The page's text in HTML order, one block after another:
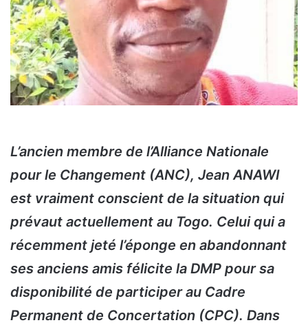
L’ancien membre de l’Alliance Nationale
pour le Changement (ANC), Jean ANAWI
est vraiment conscient de la situation qui
prévaut actuellement au Togo. Celui qui a
récemment jeté l’éponge en abandonnant
ses anciens amis félicite la DMP pour sa
disponibilité de participer au Cadre
Permanent de Concertation (CPC). Dans